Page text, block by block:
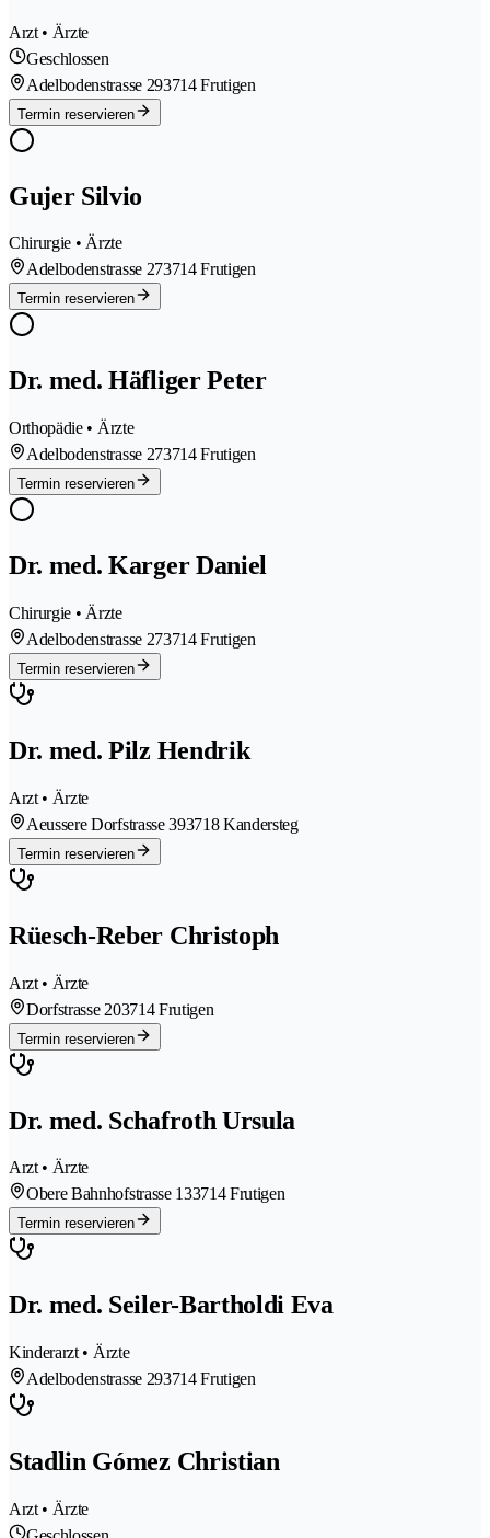
Arzt • Ärzte
Geschlossen
Adelbodenstrasse 293714 Frutigen
Termin reservieren
Gujer Silvio
Chirurgie • Ärzte
Adelbodenstrasse 273714 Frutigen
Termin reservieren
Dr. med. Häfliger Peter
Orthopädie • Ärzte
Adelbodenstrasse 273714 Frutigen
Termin reservieren
Dr. med. Karger Daniel
Chirurgie • Ärzte
Adelbodenstrasse 273714 Frutigen
Termin reservieren
Dr. med. Pilz Hendrik
Arzt • Ärzte
Aeussere Dorfstrasse 393718 Kandersteg
Termin reservieren
Rüesch-Reber Christoph
Arzt • Ärzte
Dorfstrasse 203714 Frutigen
Termin reservieren
Dr. med. Schafroth Ursula
Arzt • Ärzte
Obere Bahnhofstrasse 133714 Frutigen
Termin reservieren
Dr. med. Seiler-Bartholdi Eva
Kinderarzt • Ärzte
Adelbodenstrasse 293714 Frutigen
Stadlin Gómez Christian
Arzt • Ärzte